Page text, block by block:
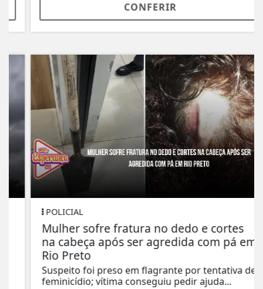
CONFERIR
POLICIAL
Mulher sofre fratura no dedo e cortes
na cabeça após ser agredida com pá em
Rio Preto
Suspeito foi preso em flagrante por tentativa de
feminicídio; vítima conseguiu pedir ajuda...